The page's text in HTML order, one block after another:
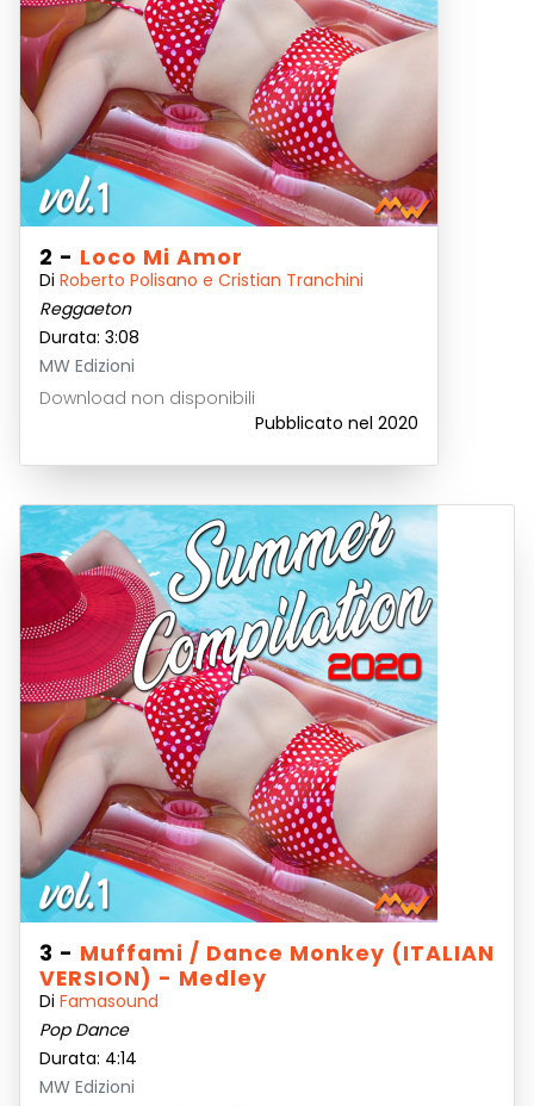
2 - Loco Mi Amor
Di Roberto Polisano e Cristian Tranchini
Reggaeton
Durata: 3:08
MW Edizioni
Download non disponibili
Pubblicato nel 2020
3 - Muffami / Dance Monkey (ITALIAN
VERSION) - Medley
Di Famasound
Pop Dance
Durata: 4:14
MW Edizioni